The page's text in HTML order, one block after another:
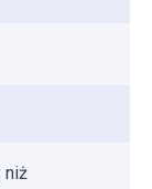
niż